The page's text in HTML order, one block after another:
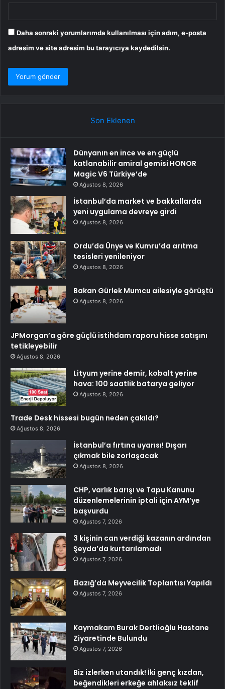
Daha sonraki yorumlarımda kullanılması için adım, e-posta
adresim ve site adresim bu tarayıcıya kaydedilsin.
Son Eklenen
Dünyanın en ince ve en güçlü
katlanabilir amiral gemisi HONOR
Magic V6 Türkiye’de
Ağustos 8, 2026
İstanbul’da market ve bakkallarda
yeni uygulama devreye girdi
Ağustos 8, 2026
Ordu’da Ünye ve Kumru’da arıtma
tesisleri yenileniyor
Ağustos 8, 2026
Bakan Gürlek Mumcu ailesiyle görüştü
Ağustos 8, 2026
JPMorgan’a göre güçlü istihdam raporu hisse satışını
tetikleyebilir
Ağustos 8, 2026
Lityum yerine demir, kobalt yerine
hava: 100 saatlik batarya geliyor
Ağustos 8, 2026
Trade Desk hissesi bugün neden çakıldı?
Ağustos 8, 2026
İstanbul’a fırtına uyarısı! Dışarı
çıkmak bile zorlaşacak
Ağustos 8, 2026
CHP, varlık barışı ve Tapu Kanunu
düzenlemelerinin iptali için AYM’ye
başvurdu
Ağustos 7, 2026
3 kişinin can verdiği kazanın ardından
Şeyda’da kurtarılamadı
Ağustos 7, 2026
Elazığ’da Meyvecilik Toplantısı Yapıldı
Ağustos 7, 2026
Kaymakam Burak Dertlioğlu Hastane
Ziyaretinde Bulundu
Ağustos 7, 2026
Biz izlerken utandık! İki genç kızdan,
beğendikleri erkeğe ahlaksız teklif